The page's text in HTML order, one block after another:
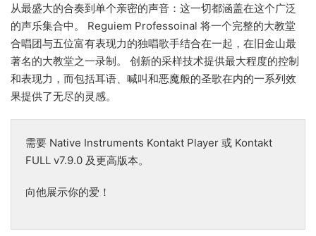
从最盛大的合奏到单个亲密的声音：这一切都涵盖在这个广泛
的声乐集合中。 Reguiem Professoinal 将一个完整的大教堂
合唱团与五位富有表现力的独唱歌手结合在一起，在旧金​​山最
著名的大教堂之一录制。 创新的采样技术提供最大程度的控制
和表现力，而包括耳语、喊叫和恶魔般的圣歌在内的一系列效
果提供了无尽的灵感。
需要 Native Instruments Kontakt Player 或 Kontakt
FULL v7.9.0 及更高版本。
向他展示你的爱！